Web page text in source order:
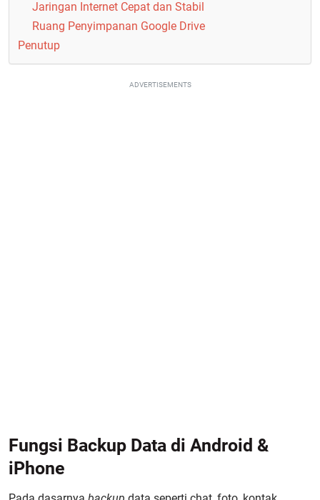
Jaringan Internet Cepat dan Stabil
Ruang Penyimpanan Google Drive
Penutup
ADVERTISEMENTS
Fungsi Backup Data di Android &
iPhone